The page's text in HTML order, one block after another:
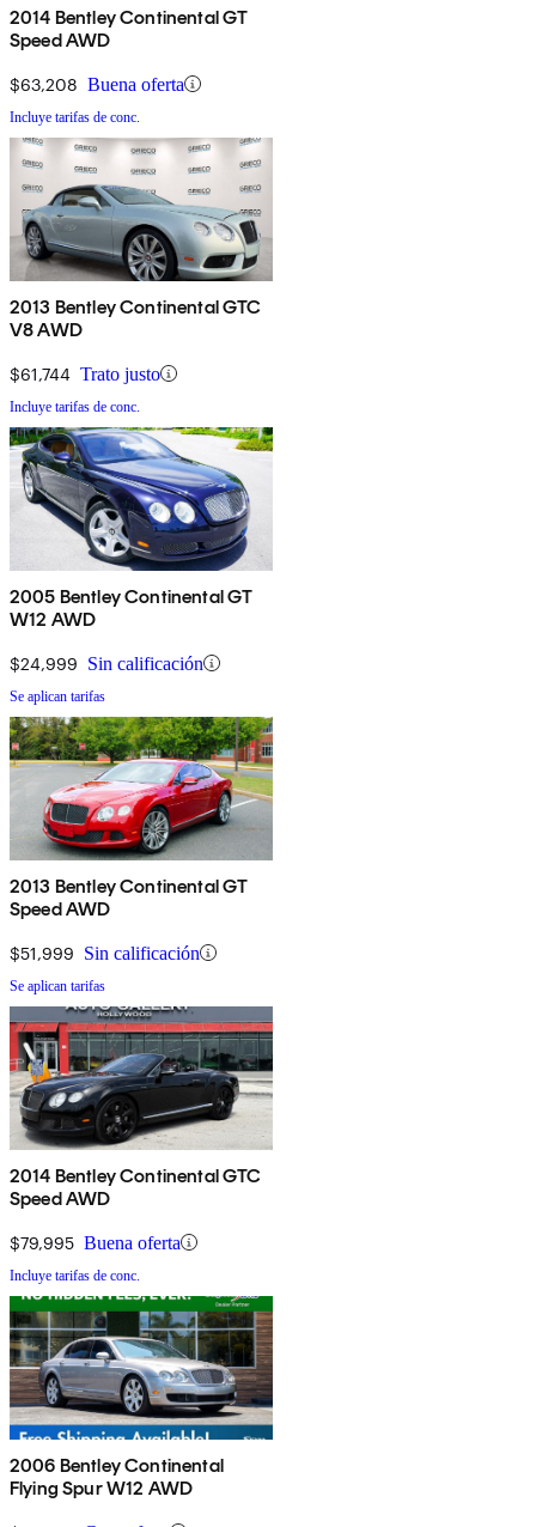
2014 Bentley Continental GT
Speed AWD
$63,208 Buena oferta
Incluye tarifas de conc.
2013 Bentley Continental GTC
V8 AWD
$61,744 Trato justo
Incluye tarifas de conc.
2005 Bentley Continental GT
W12 AWD
$24,999 Sin calificación
Se aplican tarifas
2013 Bentley Continental GT
Speed AWD
$51,999 Sin calificación
Se aplican tarifas
2014 Bentley Continental GTC
Speed AWD
$79,995 Buena oferta
Incluye tarifas de conc.
2006 Bentley Continental
Flying Spur W12 AWD